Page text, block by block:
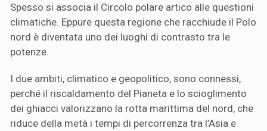
Spesso si associa il Circolo polare artico alle questioni
climatiche. Eppure questa regione che racchiude il Polo
nord è diventata uno dei luoghi di contrasto tra le
potenze.
I due ambiti, climatico e geopolitico, sono connessi,
perché il riscaldamento del Pianeta e lo scioglimento
dei ghiacci valorizzano la rotta marittima del nord, che
riduce della metà i tempi di percorrenza tra l’Asia e